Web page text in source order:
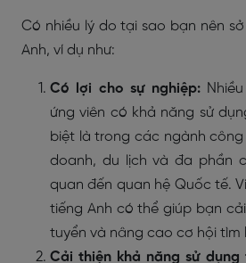
Có nhiều lý do tại sao bạn nên
Anh, ví dụ như:
Có lợi cho sự nghiệp:Nhiều
ứng viên có khả năng sử
biệt là trong các ngành
doanh, du lịch và đa phần
quan đến quan hệ Quốc tế.
tiếng Anh có thể giúp bạn
tuyển và nâng cao cơ hội tìm
Cải thiện khả năng sử dụng